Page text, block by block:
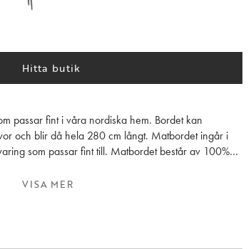
Hitta butik
passar fint i våra nordiska hem. Bordet kan
och blir då hela 280 cm långt. Matbordet ingår i
som passar fint till. Matbordet består av 100%
år. Detta gäller speciellt bordets toppskiva för att
och repor.
VISA MER